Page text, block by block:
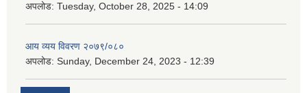
अपलोड: Tuesday, October 28, 2025 - 14:09
आय व्यय विवरण २०७९/०८०
अपलोड: Sunday, December 24, 2023 - 12:39